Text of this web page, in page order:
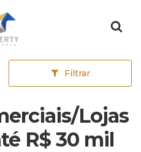
inicial
Filtrar
Lojas
R$ 30 mil